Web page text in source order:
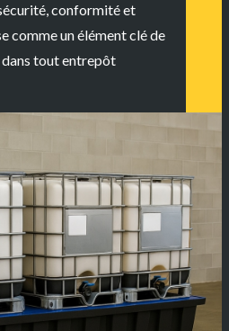
conformité et
comme un élément clé de
dans tout entrepôt